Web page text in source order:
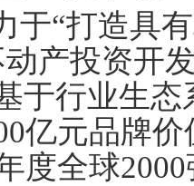
于“打造具
动产投资开
于行业生态
亿元品牌
度全球